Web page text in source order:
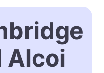
Alcoi